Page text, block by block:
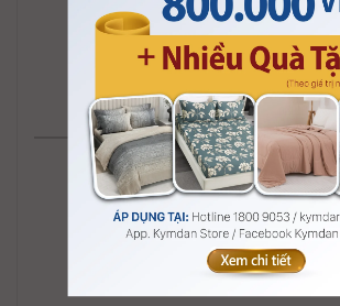
Giường Kymdan kiểu